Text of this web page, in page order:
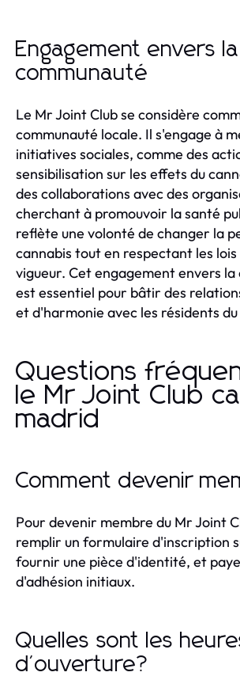
Engagement envers la
communauté
Le Mr Joint Club se considère
communauté locale. Il s'engage à
initiatives sociales, comme des
sensibilisation sur les effets du
des collaborations avec des
cherchant à promouvoir la santé
reflète une volonté de changer la
cannabis tout en respectant les
vigueur. Cet engagement envers la
est essentiel pour bâtir des
et d'harmonie avec les résidents
Questions
le Mr Joint Club
madrid
Comment devenir
Pour devenir membre du Mr Joint
remplir un formulaire d'inscription
fournir une pièce d'identité, et
d'adhésion initiaux.
Quelles sont les
d'ouverture?